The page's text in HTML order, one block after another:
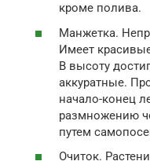
кроме полива.
Манжетка.
Имеет
В высоту
аккуратные.
начало-конец
размножению
путем
Очиток.